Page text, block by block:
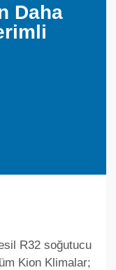
Daha
R32 soğutucu
Kion Klimalar;